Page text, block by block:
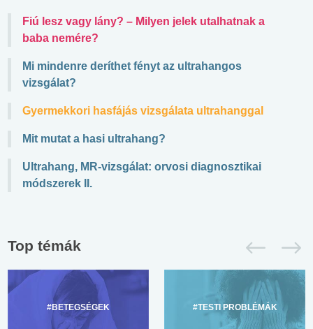
Fiú lesz vagy lány? – Milyen jelek utalhatnak a
baba nemére?
Mi mindenre deríthet fényt az ultrahangos
vizsgálat?
Gyermekkori hasfájás vizsgálata ultrahanggal
Mit mutat a hasi ultrahang?
Ultrahang, MR-vizsgálat: orvosi diagnosztikai
módszerek II.
Top témák
#BETEGSÉGEK #TESTI PROBLÉMÁK